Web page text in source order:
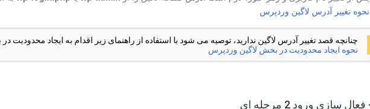
نحوه تغییر آدرس لاگین وردپرس
چنانچه قصد تغییر آدرس لاگین ندارید، توصیه می شود با استفاده از راهنمای زیر اقدام به ایجاد محدودیت
نحوه ایجاد محدودیت در بخش لاگین وردپرس